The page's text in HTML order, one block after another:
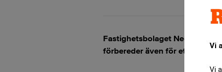
Vi
Vi
Fastighetsbolaget Neobo
förbereder även för ett listbyte